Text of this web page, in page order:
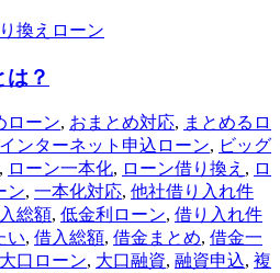
換えローン
？
ローン, おまとめ対応, まとめるロ
インターネット申込ローン, ビッグ
, ローン一本化, ローン借り換え , ロ
ン, 一本化対応, 他社借り入れ件
総額, 低金利ローン, 借り入れ件
い, 借入総額, 借金まとめ, 借金一
大口ローン, 大口融資, 融資申込, 複